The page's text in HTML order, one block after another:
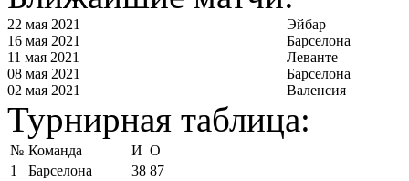
22 мая 2021
Эйбар
16 мая 2021
Барселона
11 мая 2021
Леванте
08 мая 2021
Барселона
02 мая 2021
Валенсия
Турнирная таблица:
№ Команда И О
1
Барселона 38 87